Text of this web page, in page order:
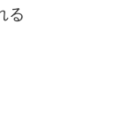
る